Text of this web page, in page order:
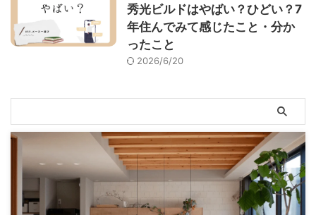
秀光ビルドはやばい？ひどい？7
年住んでみて感じたこと・分か
ったこと
2026/6/20